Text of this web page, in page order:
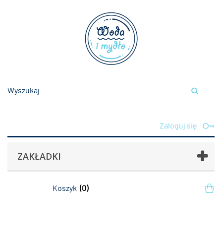
Zaloguj się
ZAKŁADKI
Koszyk (0)